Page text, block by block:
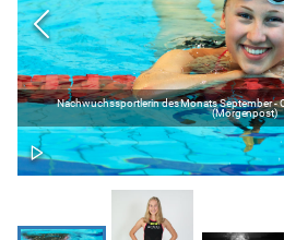
Nachwuchssportlerin des Monats September -
(Morgenpost)